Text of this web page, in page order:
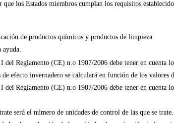
los Estados miembros cumplan los requisitos
de productos químicos y productos de limpieza
ayuda.
del Reglamento (CE) n.o 1907/2006 debe tener en cuenta
efecto invernadero se calculará en función de los valores
del Reglamento (CE) n.o 1907/2006 debe tener en cuenta
será el número de unidades de control de las que se trate.